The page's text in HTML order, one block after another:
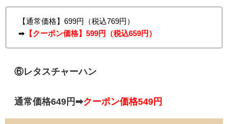
【通常価格】699円（税込769円）
➡ 【クーポン価格】599円（税込659円）
⑥レタスチャーハン
通常価格649円➡クーポン価格549円